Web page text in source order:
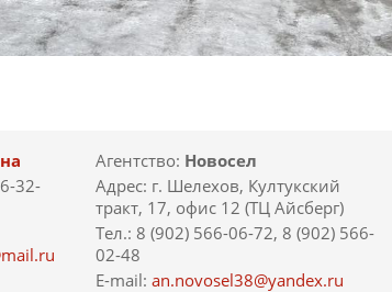
32-
Агентство: Новосел
Адрес: г. Шелехов, Култукский
тракт, 17, офис 12 (ТЦ Айсберг)
Тел.: 8 (902) 566-06-72, 8 (902) 566-
02-48
E-mail: an.novosel38@yandex.ru